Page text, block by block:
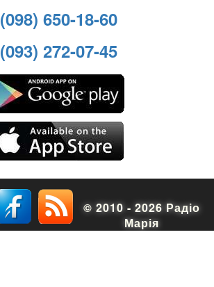
(098) 650-18-60
(093) 272-07-45
© 2010 - 2026 Радіо
Марія